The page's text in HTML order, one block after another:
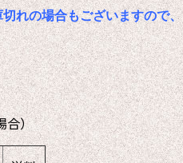
れの場合もございますので、
合）